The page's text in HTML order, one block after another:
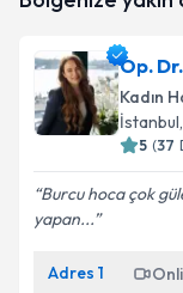
E-posta
Kişisel
Op.
Kadın
İstanbul
5 (37
Burcu hoca çok
yapan...
Adres 1